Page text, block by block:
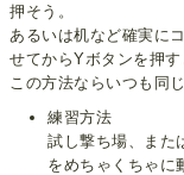
押そう。
あるいは机など確実に
せてからYボタンを押す
この方法ならいつも同
練習方法
試し撃ち場、また
をめちゃくちゃに